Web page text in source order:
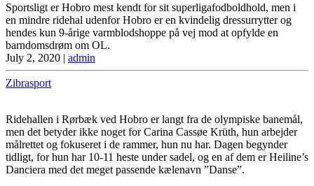
Sportsligt er Hobro mest kendt for sit superligafodboldhold, men i
en mindre ridehal udenfor Hobro er en kvindelig dressurrytter og
hendes kun 9-årige varmblodshoppe på vej mod at opfylde en
barndomsdrøm om OL.
July 2, 2020 | admin
Zibrasport
Ridehallen i Rørbæk ved Hobro er langt fra de olympiske banemål,
men det betyder ikke noget for Carina Cassøe Krüth, hun arbejder
målrettet og fokuseret i de rammer, hun nu har. Dagen begynder
tidligt, for hun har 10-11 heste under sadel, og en af dem er Heiline’s
Danciera med det meget passende kælenavn ”Danse”.